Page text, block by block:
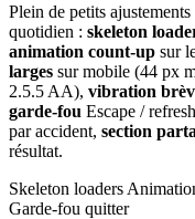
Plein de petits
quotidien : skeleton
animation count-up sur
larges sur mobile (44 px
2.5.5 AA), vibration
garde-fou Escape /
par accident, section
résultat.
Skeleton loaders
Garde-fou quitter